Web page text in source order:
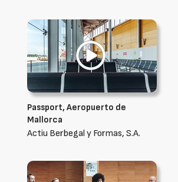
Passport, Aeropuerto de
Mallorca
Actiu Berbegal y Formas, S.A.